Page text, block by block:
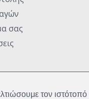
τον ιστότοπό
σας